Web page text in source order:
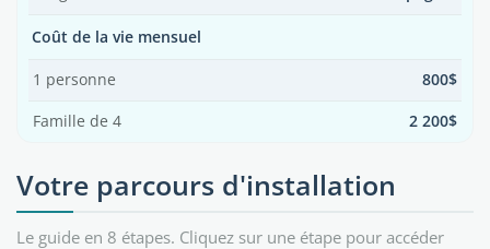
Coût de la vie mensuel
1 personne 800$
Famille de 4 2 200$
Votre parcours d'installation
Le guide en 8 étapes. Cliquez sur une étape pour accéder